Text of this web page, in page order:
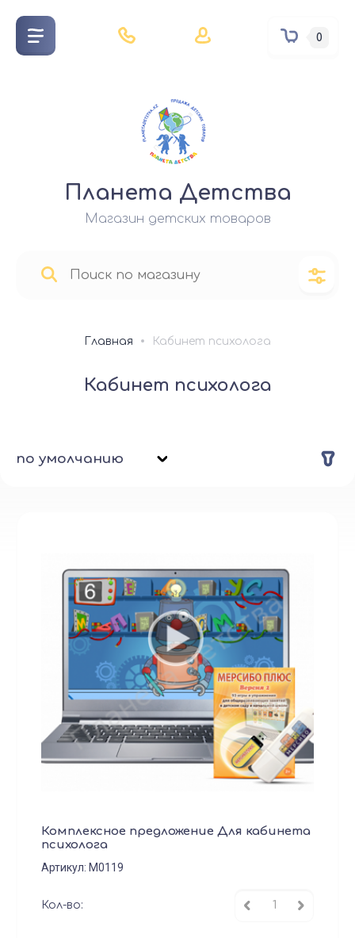
Планета Детства
Магазин детских товаров
0
Главная Кабинет психолога
Кабинет психолога
по умолчанию
Комплексное предложение Для кабинета
психолога
Артикул: М0119
Кол-во: